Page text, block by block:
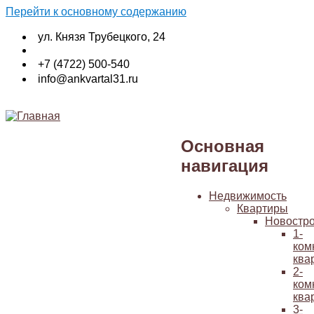
Перейти к основному содержанию
ул. Князя Трубецкого, 24
+7 (4722) 500-540
info@ankvartal31.ru
Основная
навигация
Недвижимость
Квартиры
1-
2-
3-